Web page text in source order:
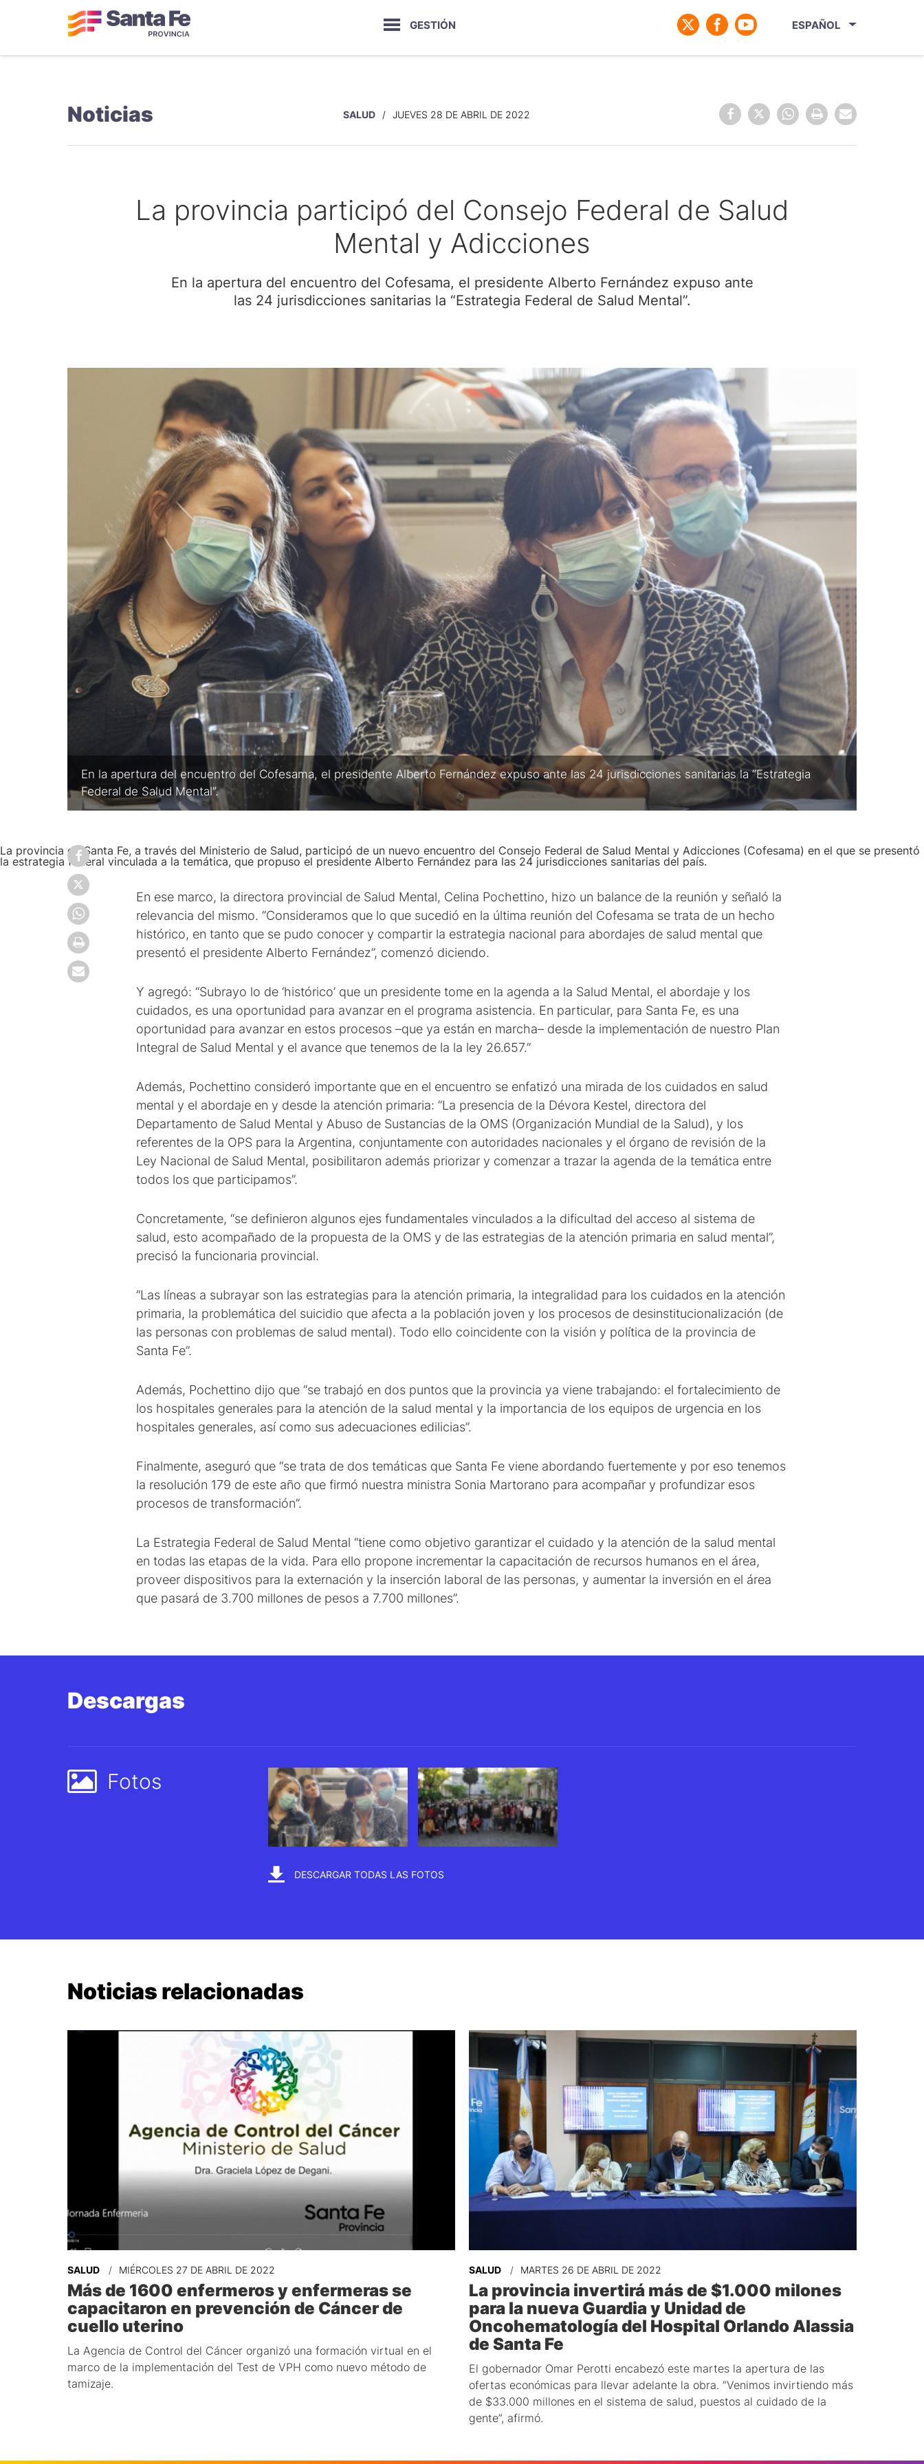
GESTIÓN ESPAÑOL
Noticias SALUD JUEVES 28 DE ABRIL DE 2022
La provincia participó del Consejo Federal de Salud
Mental y Adicciones
En la apertura del encuentro del Cofesama, el presidente Alberto Fernández expuso ante
las 24 jurisdicciones sanitarias la “Estrategia Federal de Salud Mental”.
En la apertura del encuentro del Cofesama, el presidente Alberto Fernández expuso ante las 24 jurisdicciones sanitarias la “Estrategia
Federal de Salud Mental”.
La provincia de Santa Fe, a través del Ministerio de Salud, participó de un nuevo encuentro del Consejo Federal de Salud Mental y Adicciones (Cofesama) en el que se presentó
la estrategia federal vinculada a la temática, que propuso el presidente Alberto Fernández para las 24 jurisdicciones sanitarias del país.
En ese marco, la directora provincial de Salud Mental, Celina Pochettino, hizo un balance de la reunión y señaló la
relevancia del mismo. “Consideramos que lo que sucedió en la última reunión del Cofesama se trata de un hecho
histórico, en tanto que se pudo conocer y compartir la estrategia nacional para abordajes de salud mental que
presentó el presidente Alberto Fernández”, comenzó diciendo.
Y agregó: “Subrayo lo de ‘histórico’ que un presidente tome en la agenda a la Salud Mental, el abordaje y los
cuidados, es una oportunidad para avanzar en el programa asistencia. En particular, para Santa Fe, es una
oportunidad para avanzar en estos procesos –que ya están en marcha– desde la implementación de nuestro Plan
Integral de Salud Mental y el avance que tenemos de la la ley 26.657.”
Además, Pochettino consideró importante que en el encuentro se enfatizó una mirada de los cuidados en salud
mental y el abordaje en y desde la atención primaria: “La presencia de la Dévora Kestel, directora del
Departamento de Salud Mental y Abuso de Sustancias de la OMS (Organización Mundial de la Salud), y los
referentes de la OPS para la Argentina, conjuntamente con autoridades nacionales y el órgano de revisión de la
Ley Nacional de Salud Mental, posibilitaron además priorizar y comenzar a trazar la agenda de la temática entre
todos los que participamos”.
Concretamente, “se definieron algunos ejes fundamentales vinculados a la dificultad del acceso al sistema de
salud, esto acompañado de la propuesta de la OMS y de las estrategias de la atención primaria en salud mental”,
precisó la funcionaria provincial.
“Las líneas a subrayar son las estrategias para la atención primaria, la integralidad para los cuidados en la atención
primaria, la problemática del suicidio que afecta a la población joven y los procesos de desinstitucionalización (de
las personas con problemas de salud mental). Todo ello coincidente con la visión y política de la provincia de
Santa Fe”.
Además, Pochettino dijo que “se trabajó en dos puntos que la provincia ya viene trabajando: el fortalecimiento de
los hospitales generales para la atención de la salud mental y la importancia de los equipos de urgencia en los
hospitales generales, así como sus adecuaciones edilicias”.
Finalmente, aseguró que “se trata de dos temáticas que Santa Fe viene abordando fuertemente y por eso tenemos
la resolución 179 de este año que firmó nuestra ministra Sonia Martorano para acompañar y profundizar esos
procesos de transformación”.
La Estrategia Federal de Salud Mental “tiene como objetivo garantizar el cuidado y la atención de la salud mental
en todas las etapas de la vida. Para ello propone incrementar la capacitación de recursos humanos en el área,
proveer dispositivos para la externación y la inserción laboral de las personas, y aumentar la inversión en el área
que pasará de 3.700 millones de pesos a 7.700 millones”.
Descargas
Fotos
DESCARGAR TODAS LAS FOTOS
Noticias relacionadas
SALUD MIÉRCOLES 27 DE ABRIL DE 2022
Más de 1600 enfermeros y enfermeras se
capacitaron en prevención de Cáncer de
cuello uterino
La Agencia de Control del Cáncer organizó una formación virtual en el
marco de la implementación del Test de VPH como nuevo método de
tamizaje.
SALUD MARTES 26 DE ABRIL DE 2022
La provincia invertirá más de $1.000 milones
para la nueva Guardia y Unidad de
Oncohematología del Hospital Orlando Alassia
de Santa Fe
El gobernador Omar Perotti encabezó este martes la apertura de las
ofertas económicas para llevar adelante la obra. “Venimos invirtiendo más
de $33.000 millones en el sistema de salud, puestos al cuidado de la
gente”, afirmó.